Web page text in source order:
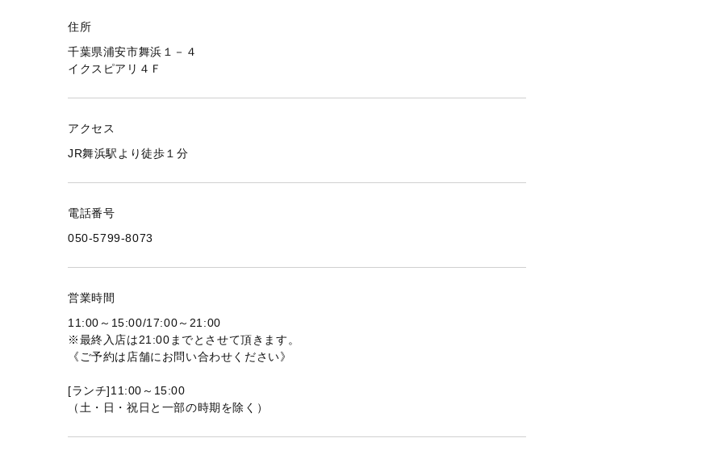
住所
千葉県浦安市舞浜１－４
イクスピアリ４Ｆ
アクセス
JR舞浜駅より徒歩１分
電話番号
050-5799-8073
営業時間
11:00～15:00/17:00～21:00
※最終入店は21:00までとさせて頂きます。
《ご予約は店舗にお問い合わせください》
[ランチ]11:00～15:00
（土・日・祝日と一部の時期を除く）